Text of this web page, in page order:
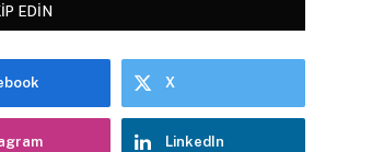
EDIN
X
LinkedIn